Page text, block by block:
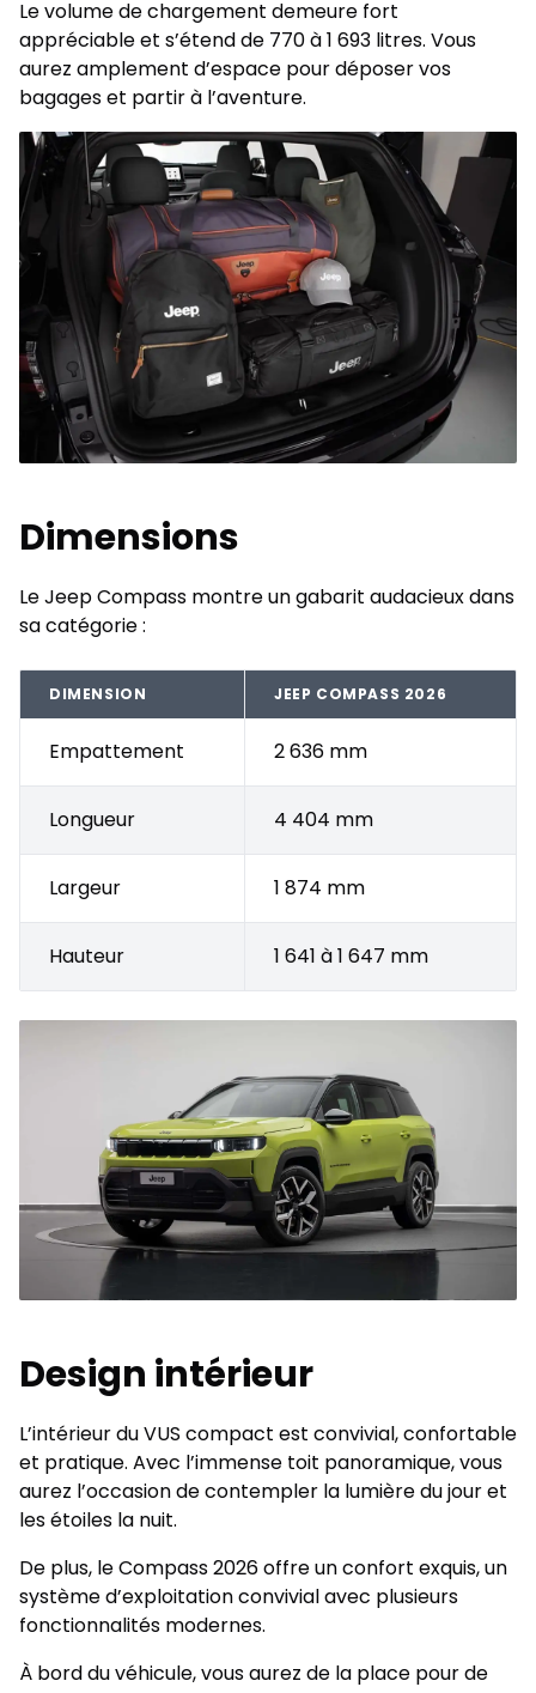
Le volume de chargement demeure fort
appréciable et s’étend de 770 à 1 693 litres. Vous
aurez amplement d’espace pour déposer vos
bagages et partir à l’aventure.
Dimensions
Le Jeep Compass montre un gabarit audacieux dans
sa catégorie :
DIMENSION JEEP COMPASS 2026
Empattement 2 636 mm
Longueur 4 404 mm
Largeur 1 874 mm
Hauteur 1 641 à 1 647 mm
Design intérieur
L’intérieur du VUS compact est convivial, confortable
et pratique. Avec l’immense toit panoramique, vous
aurez l’occasion de contempler la lumière du jour et
les étoiles la nuit.
De plus, le Compass 2026 offre un confort exquis, un
système d’exploitation convivial avec plusieurs
fonctionnalités modernes.
À bord du véhicule, vous aurez de la place pour de